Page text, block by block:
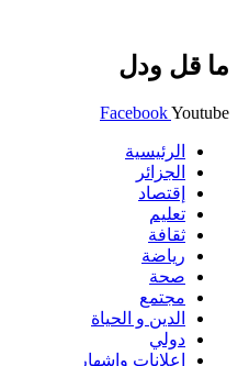
ما قل ودل
FacebookYoutube
الرئيسية
الجزائر
إقتصاد
تعليم
ثقافة
رياضة
صحة
مجتمع
الدين و الحياة
دولي
إعلانات وإشهار